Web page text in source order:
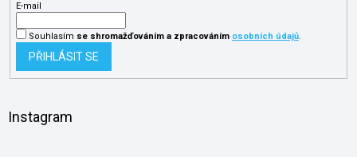
E-mail
Souhlasím se shromažďováníma zpracováním osobních údajů.
PŘIHLÁSIT SE
Instagram